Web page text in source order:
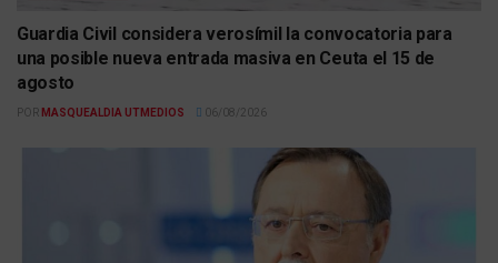
Guardia Civil considera verosímil la convocatoria para
una posible nueva entrada masiva en Ceuta el 15 de
agosto
POR MASQUEALDIA UTMEDIOS 06/08/2026